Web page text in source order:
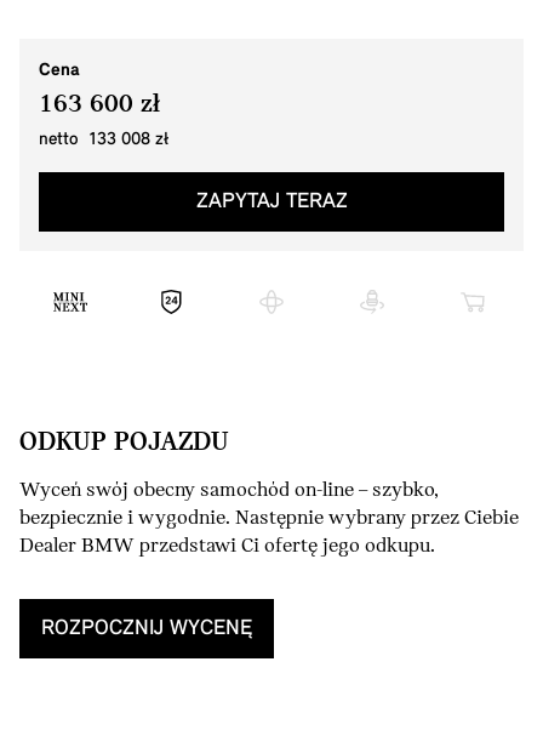
Cena
163 600 zł
netto 133 008 zł
ZAPYTAJ TERAZ
ODKUP POJAZDU
Wyceń swój obecny samochód on-line – szybko,
bezpiecznie i wygodnie. Następnie wybrany przez Ciebie
Dealer BMW przedstawi Ci ofertę jego odkupu.
ROZPOCZNIJ WYCENĘ